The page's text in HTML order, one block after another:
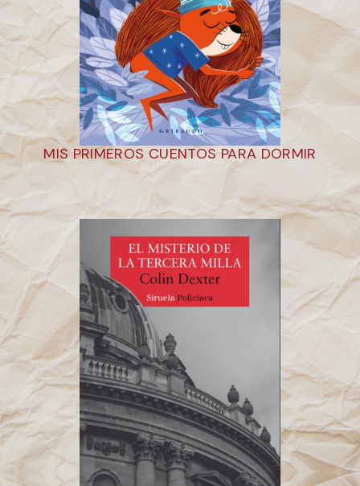
MIS PRIMEROS CUENTOS PARA DORMIR